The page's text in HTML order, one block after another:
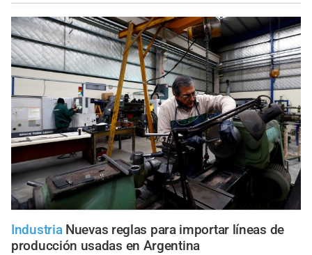
Industria Nuevas reglas para importar líneas de
producción usadas en Argentina